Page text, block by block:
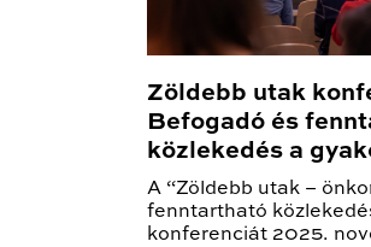
Zöldebb utak
Befogadó és
közlekedés a
A “Zöldebb utak –
fenntartható
konferenciát 2025.